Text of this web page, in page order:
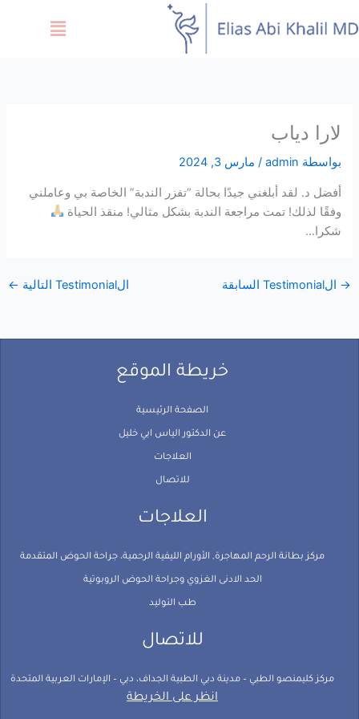
إلى
Menu
لارا دياب
بواسطة admin
/ مارس 3, 2024
أفضل د. لقد أبلغني جيدًا بحالة “تفزر الندبة” الخاصة بي وعاملني
وفقًا لذلك! تمت مراجعة الندبة بشكل مثالي! منقذ الحياة
شكرا…
→ الTestimonial السابقة الTestimonial التالية ←
خريطة الموقع
الصفحة الرئيسية
عن الدكتور الياس ابي خليل
العلاجات
للاتصال
العلاجات
مركز بطانة الرحم المهاجرة, الأورام الليفية الرحمية، جراحة الحوض المتقدمة
الحد الادنى الغزوي وجراحة الحوض الروبوتية
طب التوليد
للاتصال
مركز كليمنصو الطبي – مدينة دبي الطبية الجداف، دبي – الإمارات العربية المتحدة
انظر على الخريطة